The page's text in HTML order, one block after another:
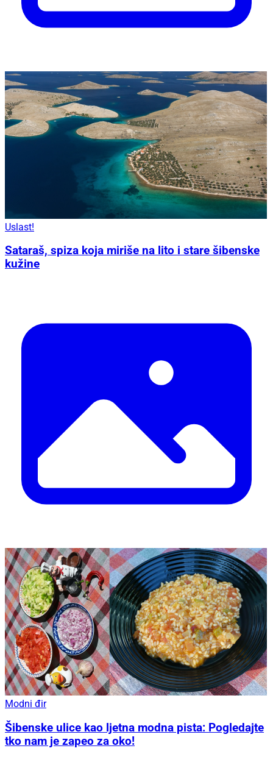
Uslast!
Sataraš, spiza koja miriše na lito i stare šibenske
kužine
Modni đir
Šibenske ulice kao ljetna modna pista: Pogledajte
tko nam je zapeo za oko!